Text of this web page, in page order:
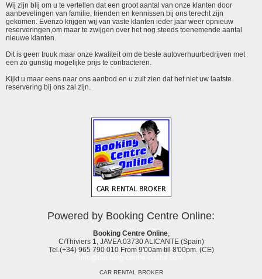
Wij zijn blij om u te vertellen dat een groot aantal van onze klanten door
aanbevelingen van familie, frienden en kennissen bij ons terecht zijn
gekomen. Evenzo krijgen wij van vaste klanten ieder jaar weer opnieuw
reserveringen,om maar te zwijgen over het nog steeds toenemende aantal
nieuwe klanten.
Dit is geen truuk maar onze kwaliteit om de beste autoverhuurbedrijven met
een zo gunstig mogelijke prijs te contracteren.
Kijkt u maar eens naar ons aanbod en u zult zien dat het niet uw laatste
reservering bij ons zal zijn.
Powered by Booking Centre Online:
Booking Centre Online,
C/Thiviers 1, JAVEA 03730 ALICANTE (Spain)
Tel.(+34) 965 790 010 From 9'00am till 8'00pm. (CE)
CAR RENTAL BROKER